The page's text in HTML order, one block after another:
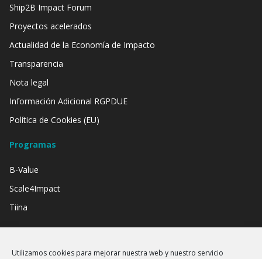
Utilizamos cookies para mejorar nuestra web y nuestro servicio
Ship2B Impact Forum
Proyectos acelerados
Actualidad de la Economía de Impacto
Transparencia
Nota legal
Información Adicional RGPDUE
Política de Cookies (EU)
Programas
B-Value
Scale4Impact
Tiina